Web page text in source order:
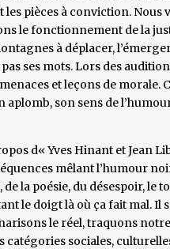
les pièces à conviction.
le fonctionnement de la
à déplacer,
ses mots. Lors des
et leçons de morale.
son sens de
d« Yves Hinant et Jean
mêlant l’humour
la poésie, du désespoir, le
le doigt là où ça fait mal. Il
le réel, traquons
catégories sociales,